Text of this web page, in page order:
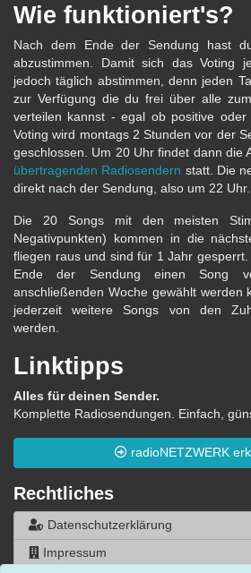
Wie funktioniert's?
Nach dem Ende der Sendung hast
abzustimmen. Damit sich das Voting
jedoch täglich abstimmen, denn jeden
zur Verfügung die du frei über alle
verteilen kannst - egal ob positive oder
Voting wird montags 2 Stunden vor der
geschlossen. Um 20 Uhr findet dann die
übertragenden Radiosendern statt. Die
direkt nach der Sendung, also um 22 Uhr.
Die 20 Songs mit den meisten
Negativpunkten) kommen in die
fliegen raus und sind für 1 Jahr
Ende der Sendung einen Song
anschließenden Woche gewählt werden
jederzeit weitere Songs von den
werden.
Linktipps
Alles für deinen Sender.
Komplette Radiosendungen. Einfach,
radioNETZWERK
Rechtliches
Datenschutzerklärung
Impressum